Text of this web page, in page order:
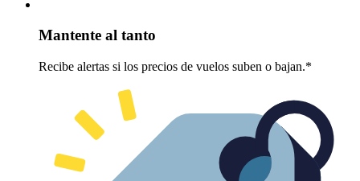
Mantente al tanto
Recibe alertas si los precios de vuelos suben o bajan.*